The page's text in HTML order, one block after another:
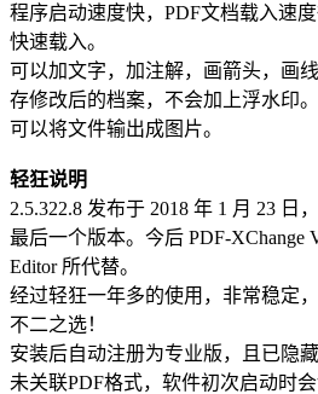
程序启动速度快，PDF文档载入速
快速载入。
可以加文字，加注解，画箭头，画
存修改后的档案，不会加上浮水印。
可以将文件输出成图片。
轻狂说明
2.5.322.8 发布于 2018 年 1 月 23 日
最后一个版本。今后 PDF-XChange
Editor 所代替。
经过轻狂一年多的使用，非常稳定
不二之选！
安装后自动注册为专业版，且已隐藏
未关联PDF格式，软件初次启动时